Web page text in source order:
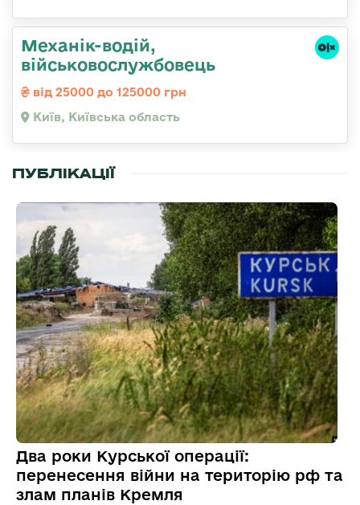
Механік-водій,
військовослужбовець
від 25000 до 125000 грн
Київ, Київська область
ПУБЛІКАЦІЇ
Два роки Курської операції:
перенесення війни на територію рф та
злам планів Кремля